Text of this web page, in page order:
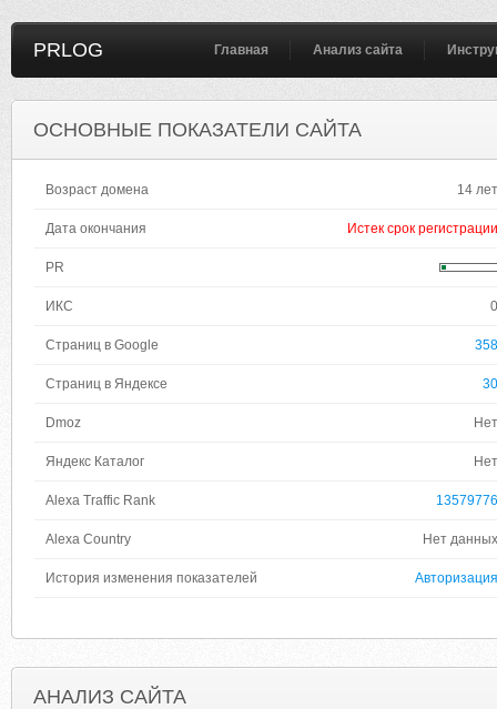
PRLOG Главная Анализ сайта
ОСНОВНЫЕ ПОКАЗАТЕЛИ САЙТА
Возраст домена 14 лет
Дата окончания Истек срок регистрации
PR
ИКС 0
Страниц в Google 358
Страниц в Яндексе 30
Dmoz Нет
Яндекс Каталог Нет
Alexa Traffic Rank 13579776
Alexa Country Нет данных
История изменения показателей Авторизация
АНАЛИЗ САЙТА